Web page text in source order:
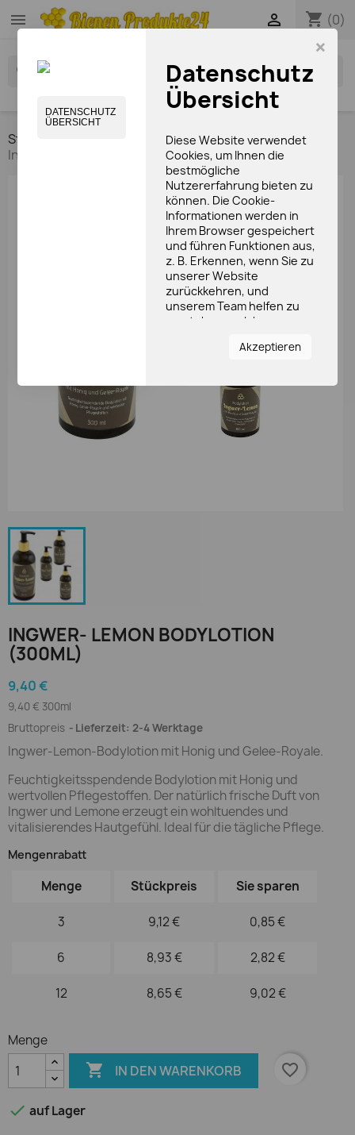
×
DATENSCHUTZ
ÜBERSICHT
Datenschutz
Übersicht
Diese Website verwendet
Cookies, um Ihnen die
bestmögliche
Nutzererfahrung bieten zu
können. Die Cookie-
Informationen werden in
Ihrem Browser gespeichert
und führen Funktionen aus,
z. B. Erkennen, wenn Sie zu
unserer Website
zurückkehren, und
unserem Team helfen zu
verstehen, welche
am interessantesten und
Sie können durch die
Navigation auf die
Registerkarten auf der
linken Seite alle Ihre
Akzeptieren
 shopping_cart (0)

search
Startseite Pflegeprodukte
Körperpflege
Ingwer- Lemon Bodylotion (300ml)
INGWER- LEMON BODYLOTION
(300ML)
9,40 €
9,40 € 300ml
Bruttopreis
Lieferzeit: 2-4 Werktage
Ingwer-Lemon-Bodylotion mit Honig und Gelee-Royale.
Feuchtigkeitsspendende Bodylotion mit Honig und
wertvollen Pflegestoffen. Der natürlich frische Duft von
Ingwer und Lemone erzeugt ein wohltuendes und
vitalisierendes Hautgefühl. Ideal für die tägliche Pflege.
Mengenrabatt
Menge Stückpreis Sie sparen
3 9,12 € 0,85 €
6 8,93 € 2,82 €
12 8,65 € 9,02 €
Menge
 IN DEN WARENKORB favorite_border
 auf Lager